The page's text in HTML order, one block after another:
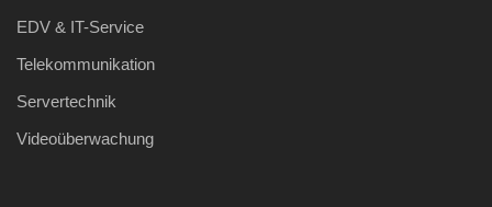
EDV & IT-Service
Telekommunikation
Servertechnik
Videoüberwachung